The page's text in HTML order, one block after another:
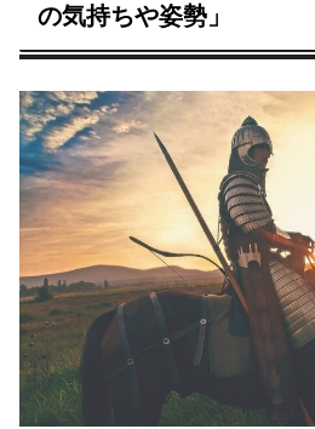
の気持ちや姿勢」